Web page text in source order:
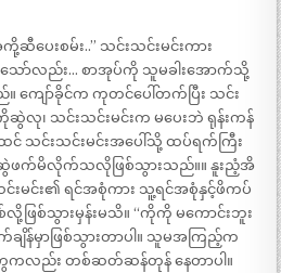
ပေးစမ်း..” သင်းသင်းမင်းကား
ော်လည်း… စာအုပ်ကို သူမခါးအောက်သို့
ျော်ခိုင်က ကုတင်ပေါ်တက်ပြီး သင်း
ဆွဲလု၊ သင်းသင်းမင်းက မပေးဘဲ ရုန်းကန်
ထင် သင်းသင်းမင်းအပေါ်သို့ ထပ်ရက်ကြီး
ဆွဲဖက်မိလိုက်သလိုဖြစ်သွားသည်။။ နူးညံ့အိ
မင်း၏ ရင်အစုံကား သူ့ရင်အစုံနှင့်ဖိကပ်
ဖြစ်သွားမှန်းမသိ။ “ကိုကို မကောင်းဘူး
ချိန်မှာဖြစ်သွားတာပါ။ သူမအကြည့်က
ေကလည်း တစ်ဆတ်ဆန်တုန် နေတာပါ။